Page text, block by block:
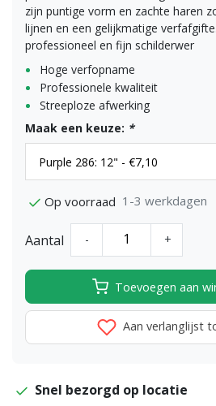
zijn puntige vorm en zachte haren
lijnen en een gelijkmatige
professioneel en fijn schilderwer
Hoge verfopname
Professionele kwaliteit
Streeploze afwerking
Maak een keuze: *
Op voorraad 1-3 werkdagen
Aantal - +
Toevoegen aan
Aan verlanglijst
Snel bezorgd op locatie